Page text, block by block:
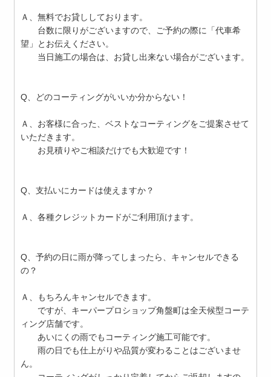
Ａ、無料でお貸ししております。
台数に限りがございますので、ご予約の際に「代車希
望」とお伝えください。
当日施工の場合は、お貸し出来ない場合がございます。
Q、どのコーティングがいいか分からない！
Ａ、お客様に合った、ベストなコーティングをご提案させて
いただきます。
お見積りやご相談だけでも大歓迎です！
Q、支払いにカードは使えますか？
Ａ、各種クレジットカードがご利用頂けます。
Q、予約の日に雨が降ってしまったら、キャンセルできる
の？
Ａ、もちろんキャンセルできます。
ですが、キーパープロショップ角盤町は全天候型コーテ
ィング店舗です。
あいにくの雨でもコーティング施工可能です。
雨の日でも仕上がりや品質が変わることはございませ
ん。